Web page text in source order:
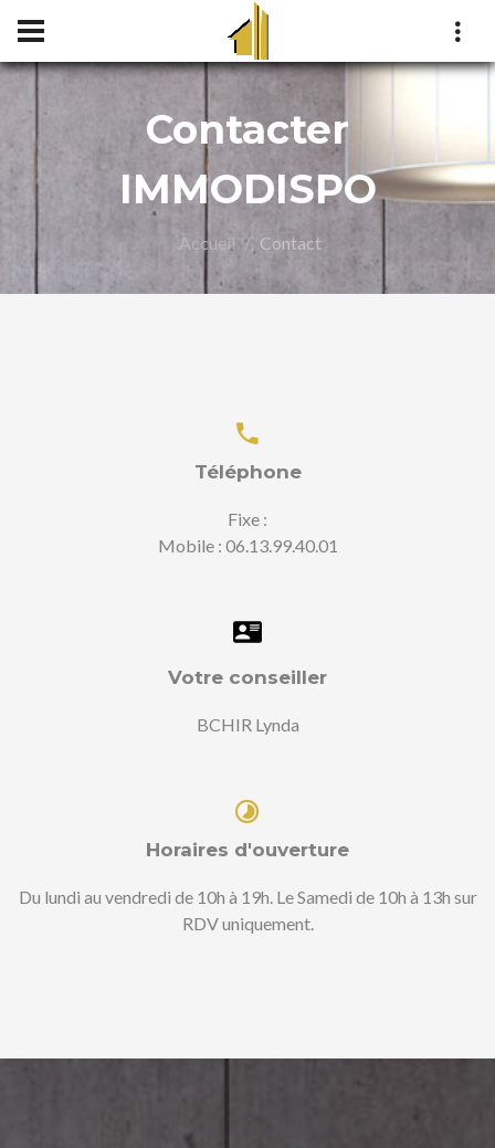
Contacter
IMMODISPO
Accueil Contact
Téléphone
Fixe :
Mobile : 06.13.99.40.01
Votre conseiller
BCHIR Lynda
Horaires d'ouverture
Du lundi au vendredi de 10h à 19h. Le Samedi de 10h à 13h sur
RDV uniquement.